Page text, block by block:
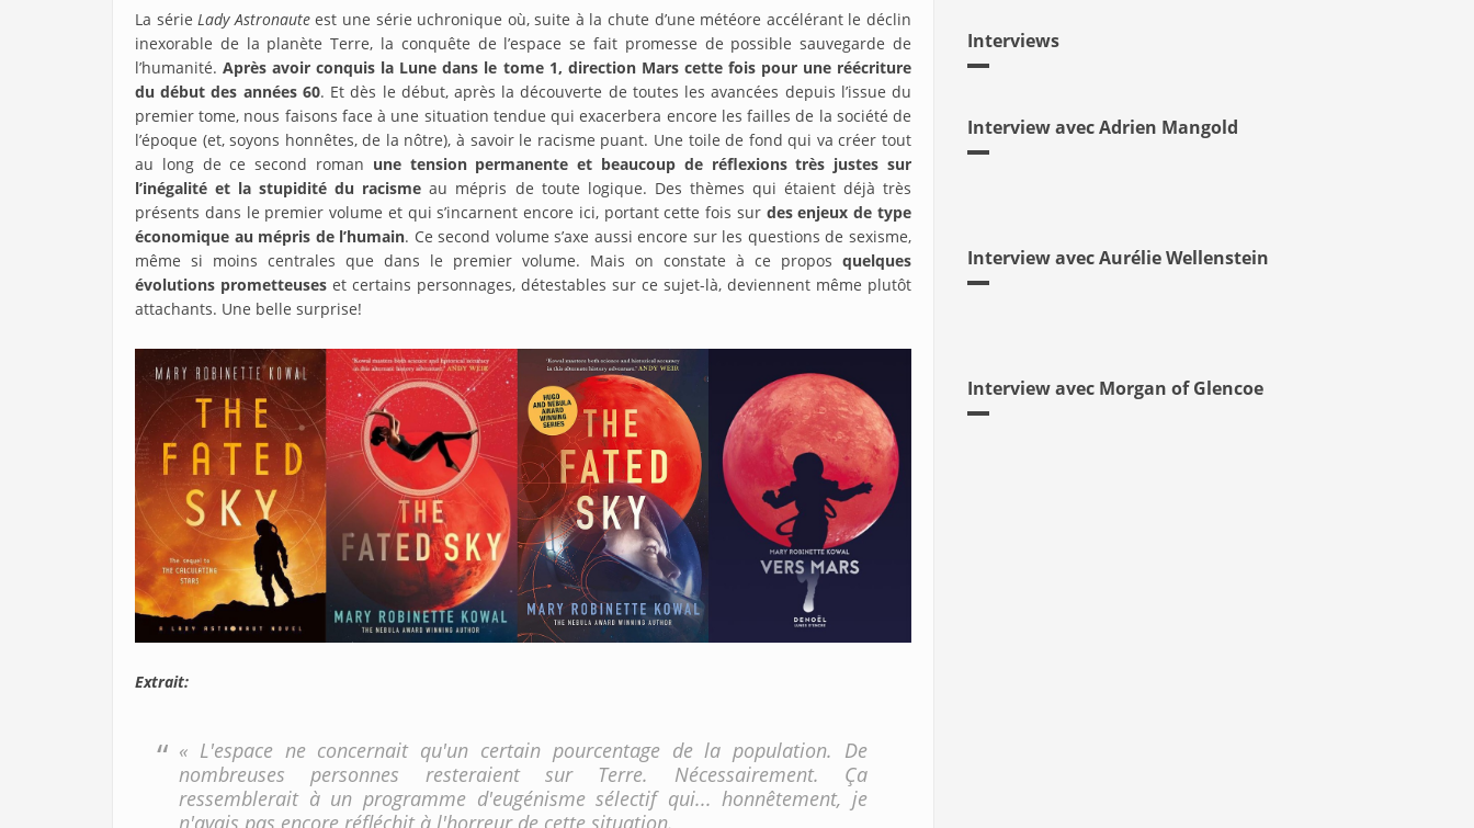
La sérieLady Astronauteest une série uchronique où, suite à la chute d’une météore accélérant le déclin
inexorable de la planète Terre, la conquête de l’espace se fait promesse de possible sauvegarde de
l’humanité.Après avoir conquis la Lune dans le tome 1, direction Mars cette fois pour une réécriture
du début des années 60. Et dès le début, après la découverte de toutes les avancées depuis l’issue du
premier tome, nous faisons face à une situation tendue qui exacerbera encore les failles de la société de
l’époque (et, soyons honnêtes, de la nôtre), à savoir le racisme puant. Une toile de fond qui va créer tout
au long de ce second roman une tension permanente et beaucoup de réflexions très justes sur
l’inégalité et la stupidité du racisme au mépris de toute logique. Des thèmes qui étaient déjà très
présents dans le premier volume et qui s’incarnent encore ici, portant cette fois sur des enjeux de type
économique au mépris de l’humain. Ce second volume s’axe aussi encore sur les questions de sexisme,
même si moins centrales que dans le premier volume. Mais on constate à ce propos quelques
évolutions prometteuses et certains personnages, détestables sur ce sujet-là, deviennent même plutôt
attachants. Une belle surprise!
Extrait:
« L'espace ne concernait qu'un certain pourcentage de la population. De
nombreuses personnes resteraient sur Terre. Nécessairement. Ça
ressemblerait à un programme d'eugénisme sélectif qui... honnêtement, je
n'avais pas encore réfléchit à l'horreur de cette situation.
Interviews
Interview avec Adrien Mangold
Interview avec Aurélie Wellenstein
Interview avec Morgan of Glencoe